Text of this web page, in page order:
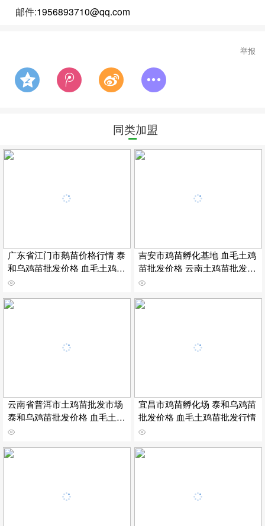
邮件:1956893710@qq.com
举报
同类加盟
广东省江门市鹅苗价格行情 泰
和乌鸡苗批发价格 血毛土鸡苗
批发行情
吉安市鸡苗孵化基地 血毛土鸡
苗批发价格 云南土鸡苗批发行
情
云南省普洱市土鸡苗批发市场
泰和乌鸡苗批发价格 血毛土鸡
苗批发行情
宜昌市鸡苗孵化场 泰和乌鸡苗
批发价格 血毛土鸡苗批发行情